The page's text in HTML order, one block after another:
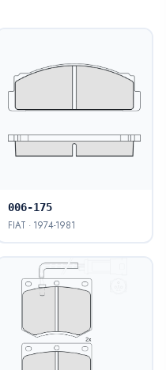
006-175
FIAT · 1974-1981